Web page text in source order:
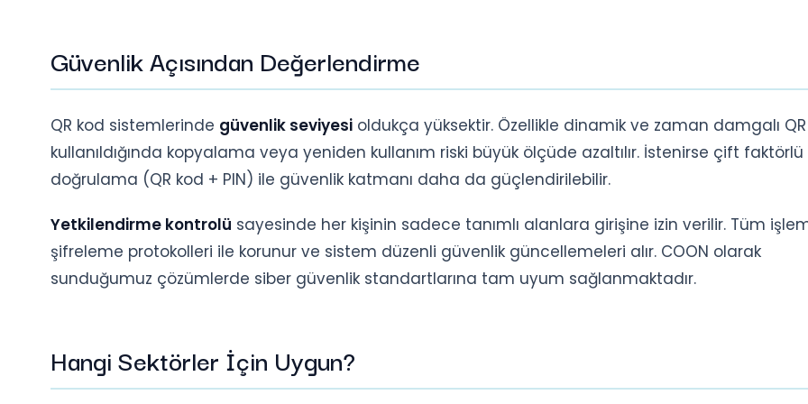
Güvenlik Açısından Değerlendirme
QR kod sistemlerinde güvenlik seviyesi oldukça yüksektir. Özellikle dinamik ve zaman damgalı
kullanıldığında kopyalama veya yeniden kullanım riski büyük ölçüde azaltılır. İstenirse çift faktörlü
doğrulama (QR kod + PIN) ile güvenlik katmanı daha da güçlendirilebilir.
Yetkilendirme kontrolü sayesinde her kişinin sadece tanımlı alanlara girişine izin verilir. Tüm
şifreleme protokolleri ile korunur ve sistem düzenli güvenlik güncellemeleri alır. COON olarak
sunduğumuz çözümlerde siber güvenlik standartlarına tam uyum sağlanmaktadır.
Hangi Sektörler İçin Uygun?